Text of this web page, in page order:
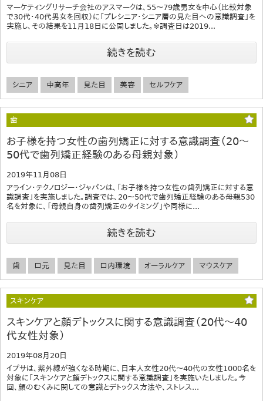
マーケティングリサーチ会社のアスマークは、55～79歳男女を中心（比較対象
で30代・40代男女を回収）に「プレシニア・シニア層の見た目への意識調査」を
実施し、その結果を11月18日に公開しました。※調査日は2019...
続きを読む
シニア 中高年 見た目 美容 セルフケア
歯
お子様を持つ女性の歯列矯正に対する意識調査（20～
50代で歯列矯正経験のある母親対象）
2019年11月08日
アライン・テクノロジー・ジャパンは、「お子様を持つ女性の歯列矯正に対する意
識調査」を実施しました。調査では、20～50代で歯列矯正経験のある母親530
名を対象に、「母親自身の歯列矯正のタイミング」や同様に...
続きを読む
歯 口元 見た目 口内環境 オーラルケア マウスケア
スキンケア
スキンケアと顔デトックスに関する意識調査（20代～40
代女性対象）
2019年08月20日
イプサは、紫外線が強くなる時期に、日本人女性20代～40代の女性1000名を
対象に「スキンケアと顔デトックスに関する意識調査」を実施いたしました。今
回、顔のむくみに関しての意識とデトックス方法や、ストレス...